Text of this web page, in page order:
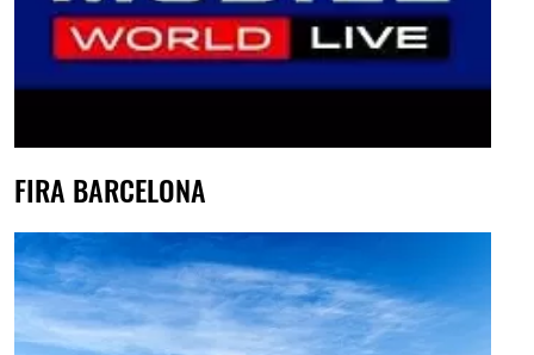
FIRA BARCELONA